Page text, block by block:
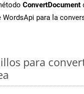
ConvertDocument
WordsApi para la
para